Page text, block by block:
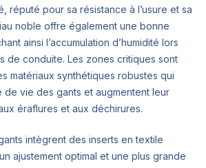
réputé pour sa résistance à l’usure et sa
noble offre également une bonne
ainsi l’accumulation d’humidité lors
de conduite. Les zones critiques sont
matériaux synthétiques robustes qui
vie des gants et augmentent leur
éraflures et aux déchirures.
intègrent des inserts en textile
ajustement optimal et une plus grande